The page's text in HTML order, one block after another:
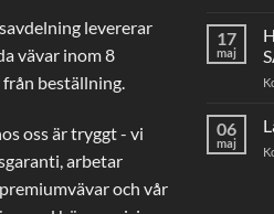
levererar
vävar inom 8
beställning.
oss är tryggt - vi
arbetar
och vår
17
maj
06
maj